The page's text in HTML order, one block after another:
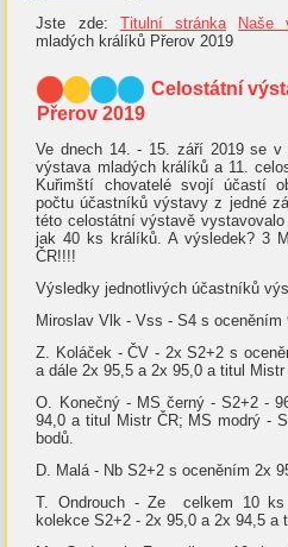
Jste zde: Titulní stránka Naše
mladých králíků Přerov 2019
Celostátní
Přerov 2019
Ve dnech 14. - 15. září 2019 se v
výstava mladých králíků a 11.
Kuřimští chovatelé svojí účastí
počtu účastníků výstavy z jedné
této celostátní výstavě
jak 40 ks králíků. A výsledek? 3
ČR!!!!
Výsledky jednotlivých účastníků
Miroslav Vlk - Vss - S4 s oceněním
Z. Koláček - ČV - 2x S2+2 s
a dále 2x 95,5 a 2x 95,0 a titul Mistr
O. Konečný - MS černý - S2+2 -
94,0 a titul Mistr ČR; MS modrý -
bodů.
D. Malá - Nb S2+2 s oceněním 2x
T. Ondrouch - Ze celkem 10 ks
kolekce S2+2 - 2x 95,0 a 2x 94,5 a